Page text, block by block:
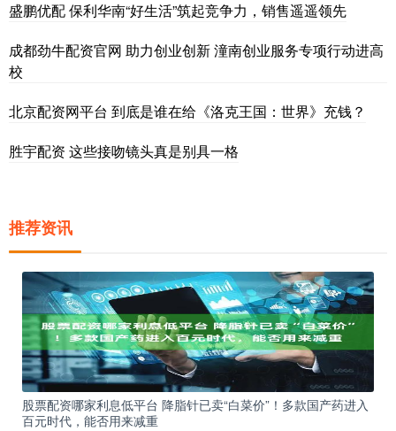
盛鹏优配 保利华南“好生活”筑起竞争力，销售遥遥领先
成都劲牛配资官网 助力创业创新 潼南创业服务专项行动进高
校
北京配资网平台 到底是谁在给《洛克王国：世界》充钱？
胜宇配资 这些接吻镜头真是别具一格
推荐资讯
股票配资哪家利息低平台 降脂针已卖“白菜价”！多款国产药进入
百元时代，能否用来减重